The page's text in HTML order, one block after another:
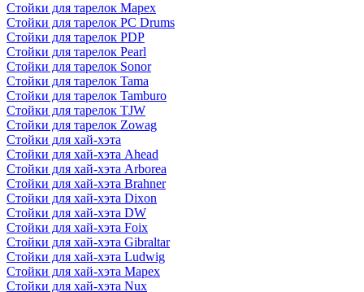
Стойки для тарелок Mapex
Стойки для тарелок PC Drums
Стойки для тарелок PDP
Стойки для тарелок Pearl
Стойки для тарелок Sonor
Стойки для тарелок Tama
Стойки для тарелок Tamburo
Стойки для тарелок TJW
Стойки для тарелок Zowag
Стойки для хай-хэта
Стойки для хай-хэта Ahead
Стойки для хай-хэта Arborea
Стойки для хай-хэта Brahner
Стойки для хай-хэта Dixon
Стойки для хай-хэта DW
Стойки для хай-хэта Foix
Стойки для хай-хэта Gibraltar
Стойки для хай-хэта Ludwig
Стойки для хай-хэта Mapex
Стойки для хай-хэта Nux